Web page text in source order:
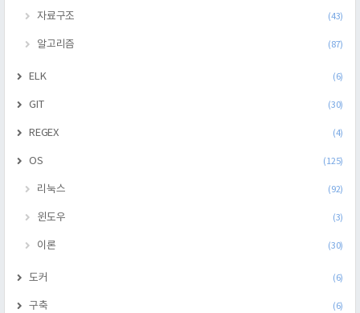
자료구조 (43)
알고리즘 (87)
ELK (6)
GIT (30)
REGEX (4)
OS (125)
리눅스 (92)
윈도우 (3)
이론 (30)
도커 (6)
구축 (6)